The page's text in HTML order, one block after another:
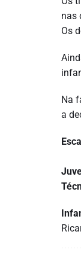
nas
Os
Na
a